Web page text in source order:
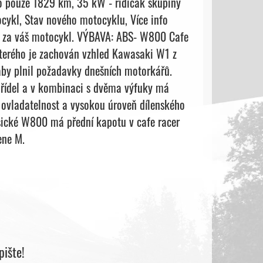
Stav nového motocyklu, Více info
váš motocykl. VÝBAVA: ABS- W800 Cafe
je zachován vzhled Kawasaki W1 z
plnil požadavky dnešních motorkářů.
a v kombinaci s dvěma výfuky má
a vysokou úroveň dílenského
W800 má přední kapotu v cafe racer
M.